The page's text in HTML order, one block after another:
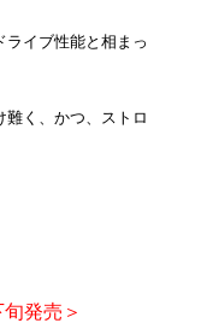
イブ性能と相まっ
く、かつ、ストロ
発売＞